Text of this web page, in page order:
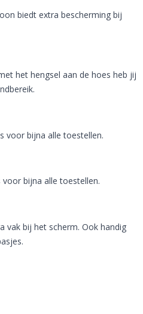
biedt extra bescherming bij
het hengsel aan de hoes heb jij
voor bijna alle toestellen.
bijna alle toestellen.
vak bij het scherm. Ook handig